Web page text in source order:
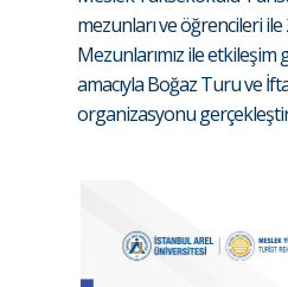
mezunları ve öğrencileri
Mezunlarımız ile
amacıyla Boğaz Turu ve
organizasyonu